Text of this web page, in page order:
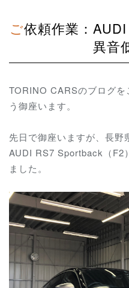
ご依頼作業：AUDI RS7 Sportback 室内
異音
TORINO CARSのブログを
う御座います。
先日で御座いますが、長野
AUDI RS7 Sportback（F2
ました。